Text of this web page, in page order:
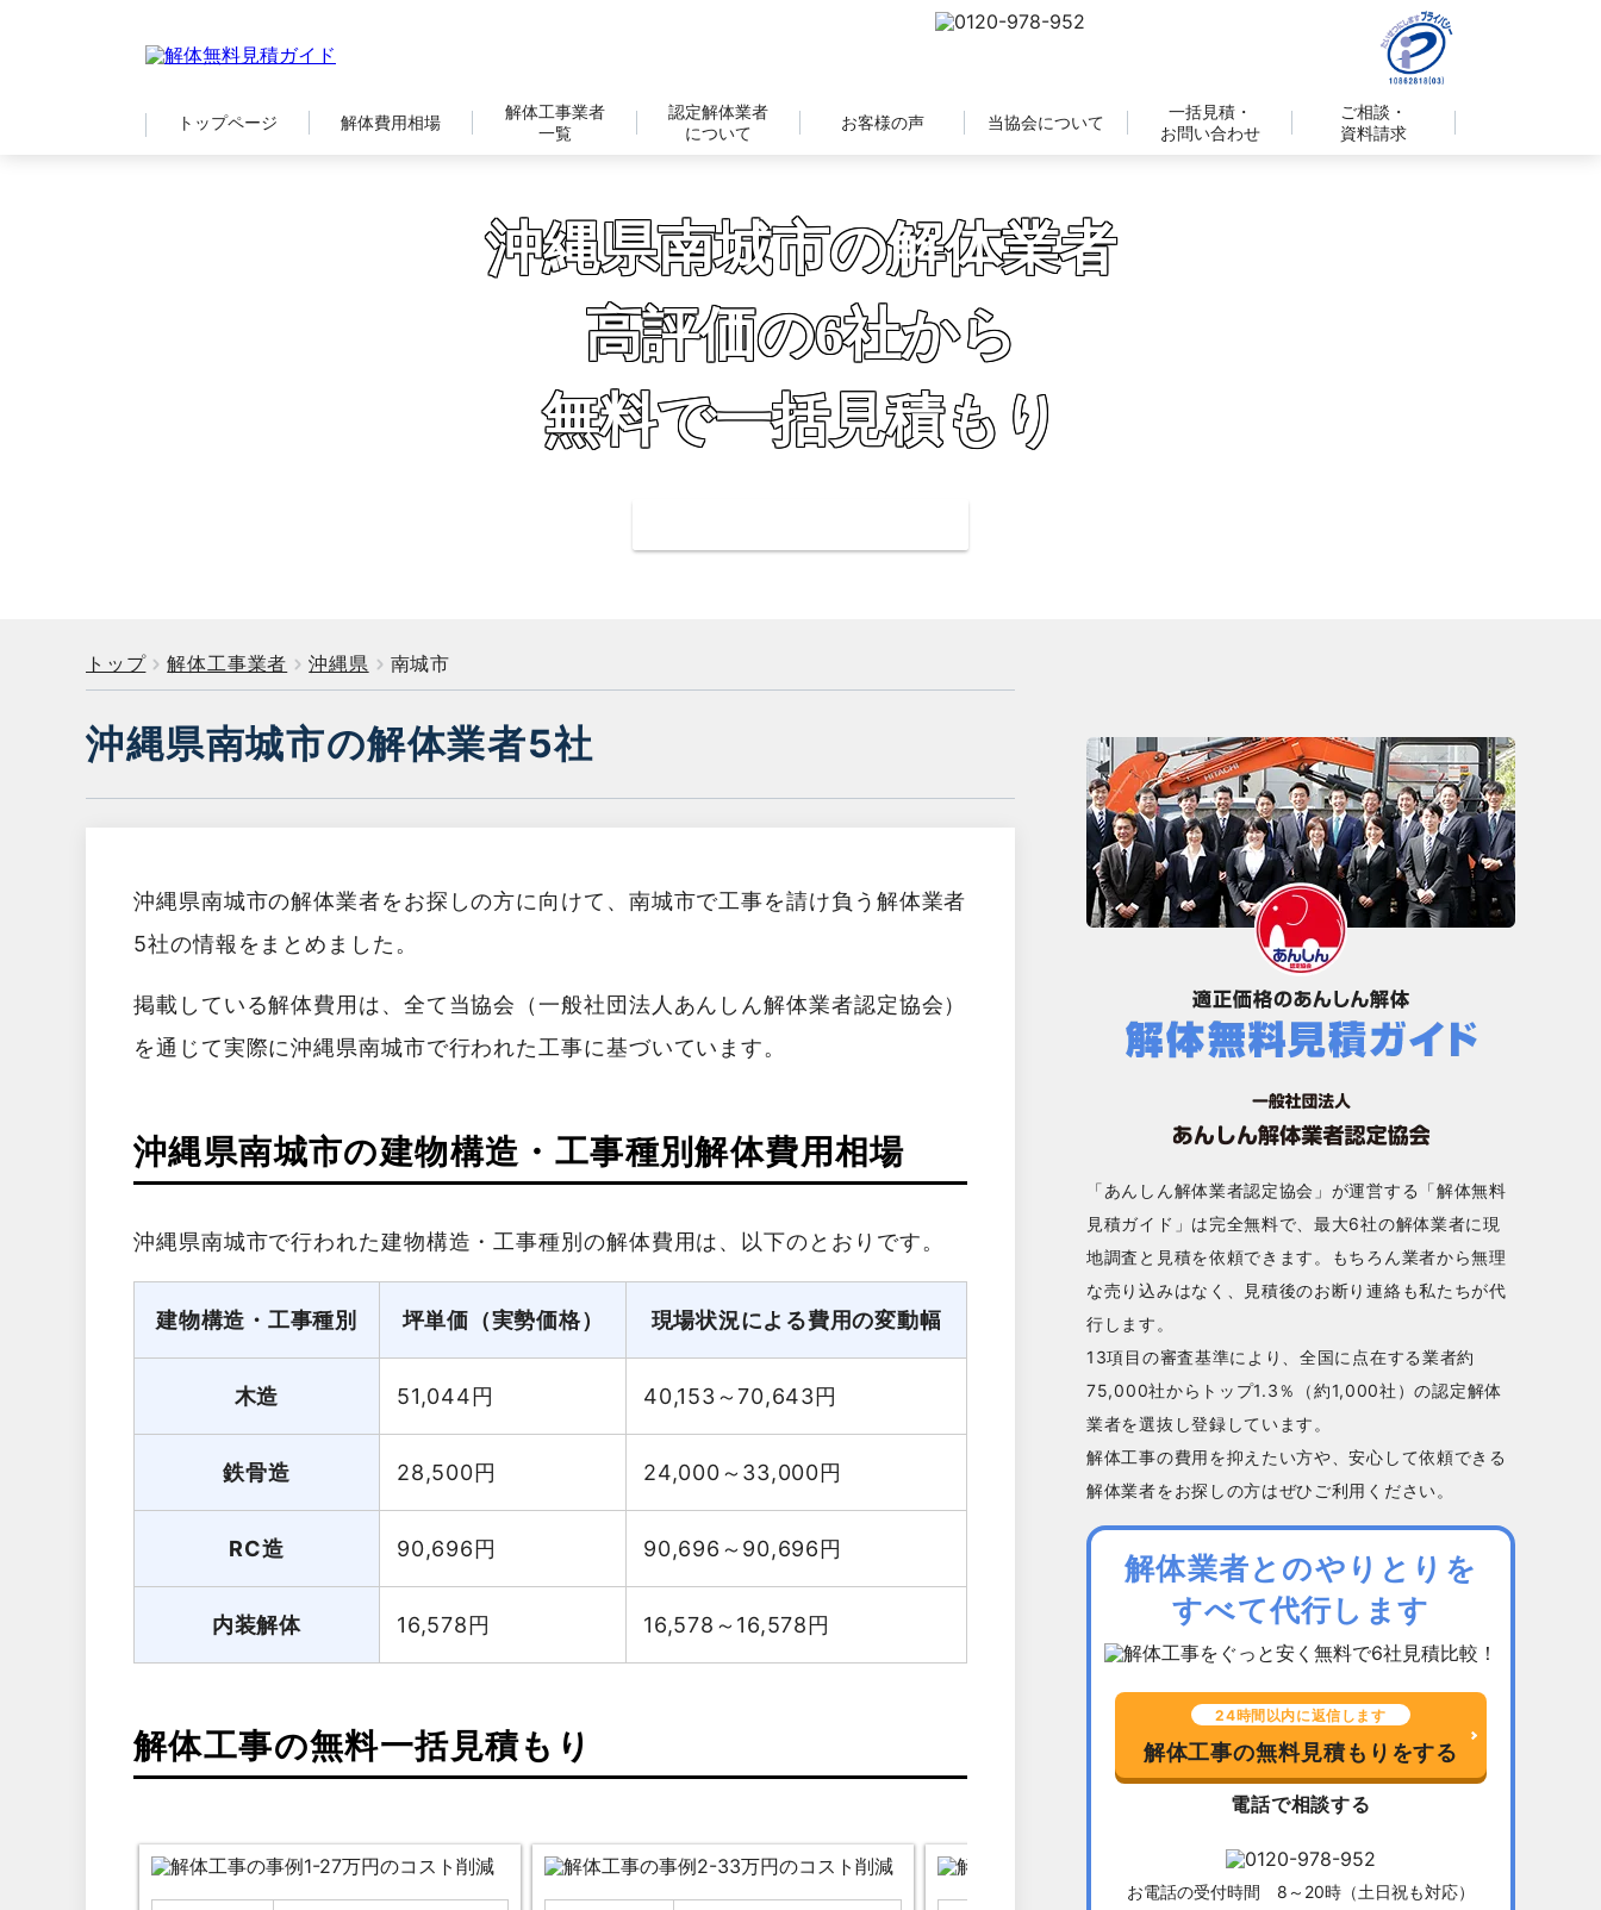
トップページ 解体費用相場
解体工事業者
一覧
認定解体業者
について
お客様の声 当協会について
一括見積・
お問い合わせ
ご相談・
資料請求
沖縄県南城市の解体業者
高評価の6社から
無料で一括見積もり
トップ 解体工事業者 沖縄県 南城市
沖縄県南城市の解体業者5社
沖縄県南城市の解体業者をお探しの方に向けて、南城市で工事を請け負う解体業者
5社の情報をまとめました。
掲載している解体費用は、全て当協会（一般社団法人あんしん解体業者認定協会）
を通じて実際に沖縄県南城市で行われた工事に基づいています。
沖縄県南城市の建物構造・工事種別解体費用相場
沖縄県南城市で行われた建物構造・工事種別の解体費用は、以下のとおりです。
建物構造・工事種別 坪単価（実勢価格） 現場状況による費用の変動幅
木造 51,044円 40,153～70,643円
鉄骨造 28,500円 24,000～33,000円
RC造 90,696円 90,696～90,696円
内装解体 16,578円 16,578～16,578円
解体工事の無料一括見積もり
「あんしん解体業者認定協会」が運営する「解体無料
見積ガイド」は完全無料で、最大6社の解体業者に現
地調査と見積を依頼できます。もちろん業者から無理
な売り込みはなく、見積後のお断り連絡も私たちが代
行します。
13項目の審査基準により、全国に点在する業者約
75,000社からトップ1.3％（約1,000社）の認定解体
業者を選抜し登録しています。
解体工事の費用を抑えたい方や、安心して依頼できる
解体業者をお探しの方はぜひご利用ください。
解体業者とのやりとりを
すべて代行します
24時間以内に返信します
解体工事の無料見積もりをする
電話で相談する
お電話の受付時間 8～20時（土日祝も対応）